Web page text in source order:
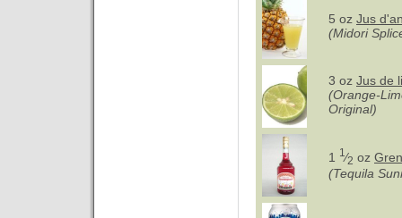
5 oz Jus
(Midori
3 oz Jus de
(Orange-
Original)
1 1 ⁄2 oz
(Tequila